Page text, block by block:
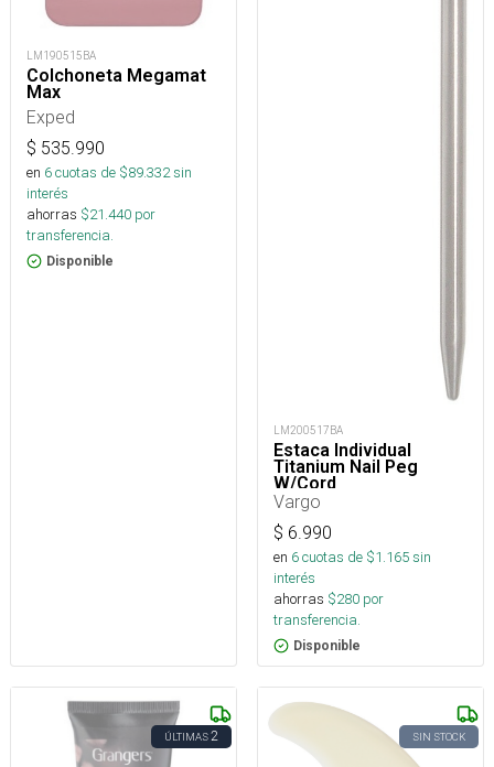
LM190515BA
Colchoneta Megamat
Max
Exped
$ 535.990
en 6cuotas de $89.332sin
interés
ahorras $21.440 por
transferencia.
Disponible
LM200517BA
Estaca Individual
Titanium Nail Peg
W/Cord
Vargo
$ 6.990
en 6cuotas de $1.165sin
interés
ahorras $280 por
transferencia.
Disponible
ÚLTIMAS2 SIN STOCK